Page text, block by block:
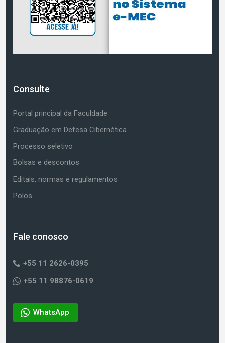
Consulte
Portal principal da Faculdade
Graduação em Defesa Cibernética
Processo seletivo
Bolsas e descontos
Editais, normas e regulamentos
Polos
Fale conosco
+55 11 2626-0395
+55 11 98876-0619
WhatsApp